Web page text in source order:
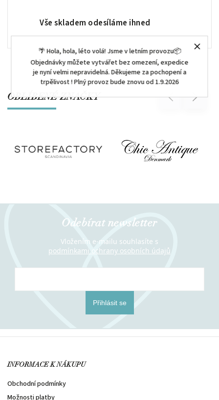
🌴 Hola, hola, léto volá! Jsme v letním provozu📦
Objednávky můžete vytvářet bez omezení, expedice
je nyní velmi nepravidelná. Děkujeme za pochopení a
trpělivost ! Plný provoz bude znovu od 1.9.2026
Vše skladem odesíláme ihned
OBLÍBENÉ ZNAČKY Previous Next
Odebírat newsletter
Vložením e-mailu souhlasíte s
podmínkami ochrany osobních údajů
Přihlásit se
INFORMACE K NÁKUPU
Obchodní podmínky
Možnosti platby